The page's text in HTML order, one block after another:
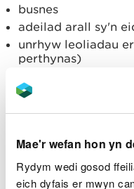
Mae'r wefan hon yn
Rydym wedi gosod
eich dyfais er mwyn
busnes
adeilad arall sy'n
unrhyw leoliadau
perthynas)
Mae ein
gweithio ar ehangu y
Bydd ein